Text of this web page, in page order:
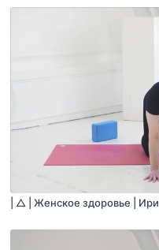
| △ | Женское здоровье |